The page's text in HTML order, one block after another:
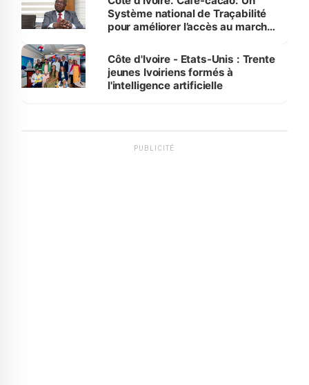
Système national de Traçabilité
pour améliorer l’accès au marché
Côte d'Ivoire - Etats-Unis : Trente
jeunes Ivoiriens formés à
l'intelligence artificielle
PUBLICITÉ